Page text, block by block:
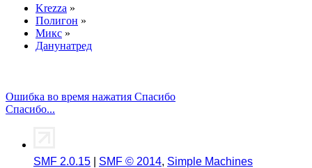
Krezza »
Полигон »
Микс »
Данунатред
Ошибка во время нажатия Спасибо
Спасибо...
SMF 2.0.15 SMF © 2014, Simple Machines